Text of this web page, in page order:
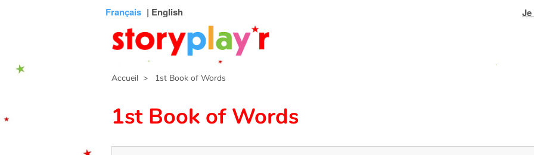
Français | English
Accueil > 1st Book of Words
1st Book of Words